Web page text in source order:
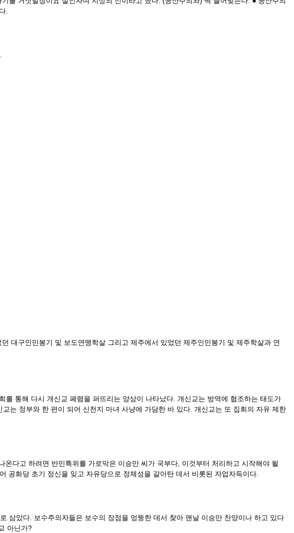
.
대구인민봉기 및 보도연맹학살 그리고 제주에서 있었던 제주인민봉기 및 제주학살과 연
통해 다시 개신교 폐렴을 퍼뜨리는 양상이 나타났다. 개신교는 방역에 협조하는 태도가
는 정부와 한 편이 되어 신천지 마녀 사냥에 가담한 바 있다. 개신교는 또 집회의 자유 제한
다고 하려면 반민특위를 가로막은 이승만 씨가 국부다, 이것부터 처리하고 시작해야 될
공화당 초기 정신을 잊고 자유당으로 정체성을 갈아탄 데서 비롯된 자업자득이다.
삼았다. 보수주의자들은 보수의 장점을 엉뚱한 데서 찾아 맨날 이승만 찬양이나 하고 있다
아닌가?